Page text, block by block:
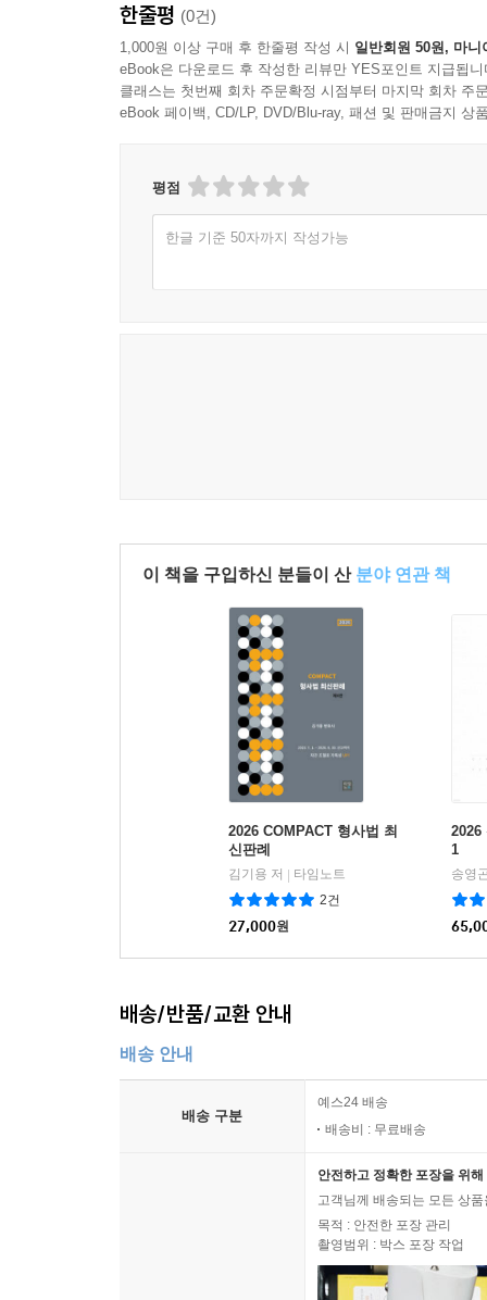
사례 144 탄핵증거: 위법수집 증거의 사용 2021 6
사례 145 번복 진술조서를 탄핵증거로 사용할 수
사례 146 자백보강법칙과 공범 자백의 증거능력
유제 자백보강법칙과 공범 진술의 보강 증거능력
사례 147 자백보강법칙과 공범 진술의 보강 증거
사례 148 상습범과 재판의 효력: 기판력 2018 변시
사례 149 추가 기소와 확정판결의 효력 2019 6월
사례 150 상습범 기소와 유죄 확정판결의 효력
유제 상소 일반: 일부상소 5 2024 변시 13회(2문
사례 156 일부상소와 불이익 변경 금지 원칙의 적
사례 157 일부상소: 죄수 판단이 달라지는 경우
사례 158 일부상소와 불이익변경 금지 원칙 2020
유제 일부상소와 불이익변경 금지 원칙 2025 변시
사례 159 집행유예 관련 불이익변경 금지 원칙
사례 160 벌금 추가 시 불이익변경 금지 원칙 2022
사례 161 사건의 병합과 불이익변경 금지 원칙
사례 162 약식명령과 형종상향 금지의 원칙 2020
사례 163 항소 형식과 항소심의 효력 2024 8월 모
사례 164 항소이유서 제출 기간 2021 변시 10회(1
사례 165 변호인 선임신고서와 항소이유서의 효력
사례 166 불기소 결정서의 열람과 항소이유 2024
사례 167 무죄 주장의 가능성과 항소이유서의 유
사례 170 상고이유 제한의 법리 2024 10월 모의(1
사례 171 공범의 무죄를 이유로 하는 재심 2019 10
유제 공범의 무죄를 이유로 하는 재심 2022 변시
사례 172 요건에 맞지 않는 집행유예를 이유로 하
한줄평 (0건)
1,000원 이상 구매 후 한줄평 작성 시 일반회원 50원, 마니
eBook은 다운로드 후 작성한 리뷰만 YES포인트 지급됩니
클래스는 첫번째 회차 주문확정 시점부터 마지막 회차 주
eBook 페이백, CD/LP, DVD/Blu-ray, 패션 및 판매금지 상
평점
한글 기준 50자까지 작성가능
이 책을 구입하신 분들이 산 분야 연관 책
2026 COMPACT 형사법 최
신판례
김기용 저
타임노트
2건
27,000원
2026
1
송영
배송/반품/교환 안내
배송 안내
배송 구분
예스24 배송
배송비 : 무료배송
안전하고 정확한 포장을 위
고객님께 배송되는 모든 상
목적 : 안전한 포장 관리
촬영범위 : 박스 포장 작업